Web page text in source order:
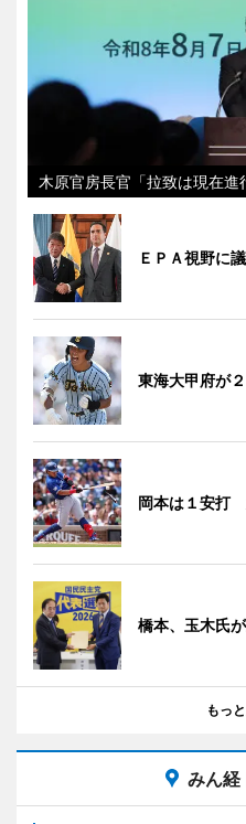
木原官房長官「拉致は現在進
ＥＰＡ視野に
東海大甲府が
岡本は１安打
橋本、玉木氏
もっ
みん経